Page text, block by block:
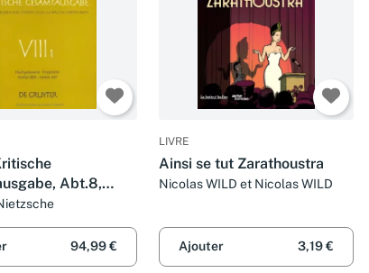
Abt.8,
Herbst 1885 -
Kristische
(Nietzsche
94,99 €
LIVRE
Ainsi se tut Zarathoustra
Nicolas WILD et Nicolas WILD
Ajouter 3,19 €